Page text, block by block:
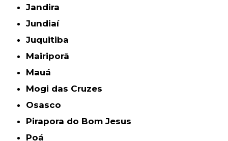
Jandira
Jundiaí
Juquitiba
Mairiporã
Mauá
Mogi das Cruzes
Osasco
Pirapora do Bom Jesus
Poá